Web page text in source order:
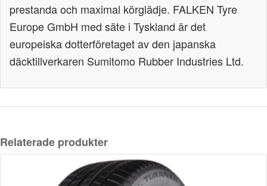
prestanda och maximal körglädje. FALKEN Tyre
Europe GmbH med säte i Tyskland är det
europeiska dotterföretaget av den japanska
däcktillverkaren Sumitomo Rubber Industries Ltd.
Relaterade produkter